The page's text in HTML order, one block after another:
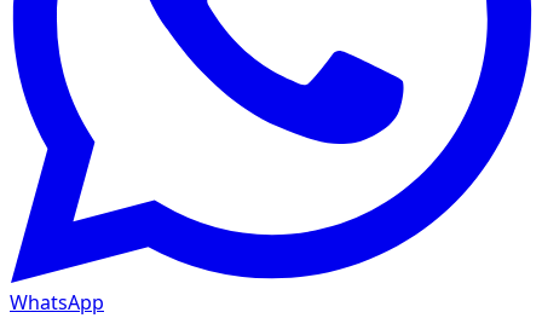
WhatsApp